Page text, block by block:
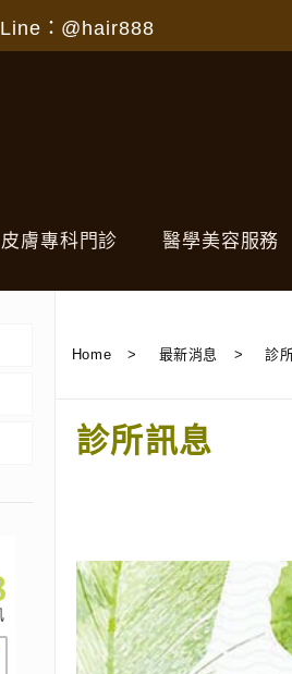
Line：@hair888
皮膚專科門診 醫學美容服務
Home > 最新消息 > 診
診所訊息